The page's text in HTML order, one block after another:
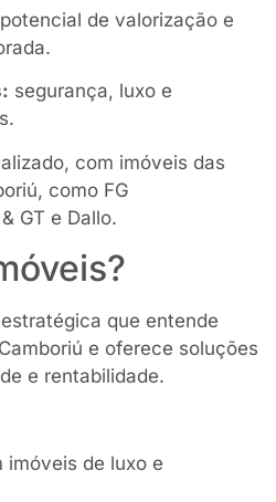
de valorização e
segurança, luxo e
com imóveis das
como FG
GT e Dallo.
que entende
e oferece soluções
e rentabilidade.
imóveis de luxo e